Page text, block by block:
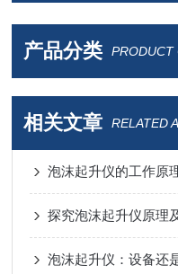
产品分类 PRODUCT
相关文章 RELATED
泡沫起升仪的工作原
探究泡沫起升仪原理
泡沫起升仪：设备还